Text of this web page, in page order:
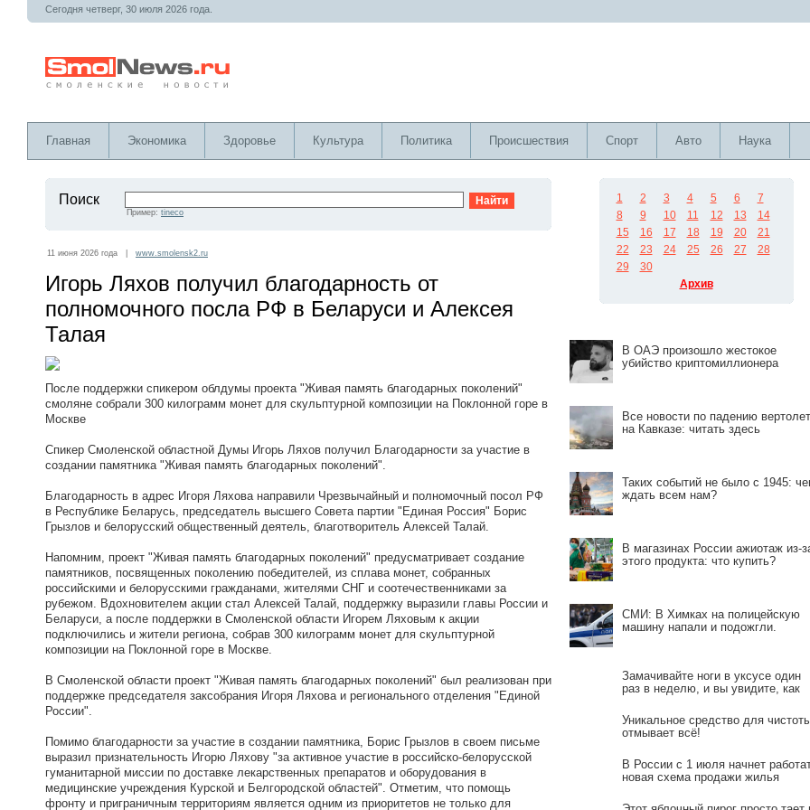
Сегодня четверг, 30 июля 2026 года.
Главная Экономика Здоровье Культура Политика Происшествия Спорт Авто Наука
Поиск
Пример: tineco
11 июня 2026 года | www.smolensk2.ru
Игорь Ляхов получил благодарность от
полномочного посла РФ в Беларуси и Алексея
Талая
После поддержки спикером облдумы проекта "Живая память благодарных поколений"
смоляне собрали 300 килограмм монет для скульптурной композиции на Поклонной горе в
Москве
Спикер Смоленской областной Думы Игорь Ляхов получил Благодарности за участие в
создании памятника "Живая память благодарных поколений".
Благодарность в адрес Игоря Ляхова направили Чрезвычайный и полномочный посол РФ
в Республике Беларусь, председатель высшего Совета партии "Единая Россия" Борис
Грызлов и белорусский общественный деятель, благотворитель Алексей Талай.
Напомним, проект "Живая память благодарных поколений" предусматривает создание
памятников, посвященных поколению победителей, из сплава монет, собранных
российскими и белорусскими гражданами, жителями СНГ и соотечественниками за
рубежом. Вдохновителем акции стал Алексей Талай, поддержку выразили главы России и
Беларуси, а после поддержки в Смоленской области Игорем Ляховым к акции
подключились и жители региона, собрав 300 килограмм монет для скульптурной
композиции на Поклонной горе в Москве.
В Смоленской области проект "Живая память благодарных поколений" был реализован при
поддержке председателя заксобрания Игоря Ляхова и регионального отделения "Единой
России".
Помимо благодарности за участие в создании памятника, Борис Грызлов в своем письме
выразил признательность Игорю Ляхову "за активное участие в российско-белорусской
гуманитарной миссии по доставке лекарственных препаратов и оборудования в
медицинские учреждения Курской и Белгородской областей". Отметим, что помощь
фронту и приграничным территориям является одним из приоритетов не только для
1 2 3 4 5 6
7
8
9 10 11 12 13
14
15
16 17 18 19 20
21
22
23 24 25 26 27
28
29
30
Архив
В ОАЭ произошло жестокое
убийство криптомиллионера
Все новости по падению
на Кавказе: читать здесь
Таких событий не было с 1945:
ждать всем нам?
В магазинах России ажиотаж из-
этого продукта: что купить?
СМИ: В Химках на полицейскую
машину напали и подожгли.
Замачивайте ноги в уксусе один
раз в неделю, и вы увидите, как
Уникальное средство для
отмывает всё!
В России с 1 июля начнет
новая схема продажи жилья